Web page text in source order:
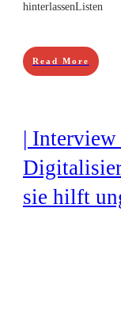
hinterlassenListen
Read More
|
sie hilft